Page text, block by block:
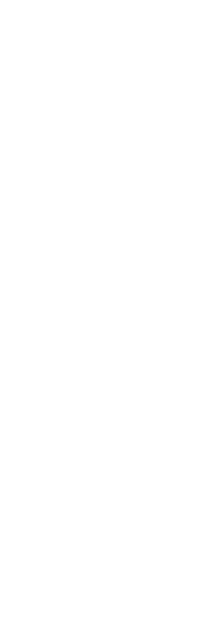
aus einer
direkt an den
weil diese Pumpe